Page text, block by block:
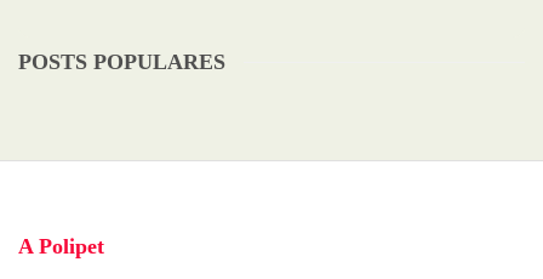
POSTS POPULARES
A Polipet